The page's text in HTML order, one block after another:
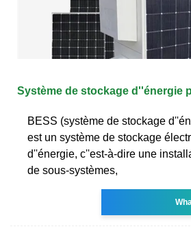
Système de stockage d''énergie
BESS (système de stockage
est un système de stockage
d''énergie, c''est-à-dire une
de sous-systèmes,